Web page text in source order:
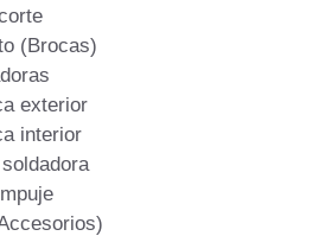
(Brocas)
exterior
interior